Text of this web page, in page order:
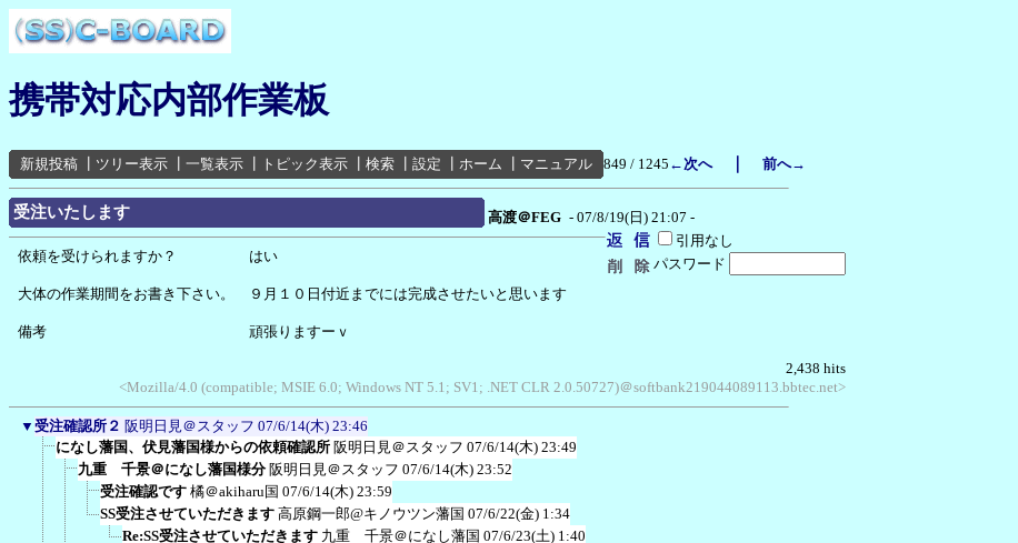
携帯対応内部作業板
新規投稿 ツリー表示 一覧表示 トピック表示 検索 設定 ホーム マニュアル 849 / 1245 ←次へ｜ 前へ→
受注いたします 高渡＠FEG - 07/8/19(日) 21:07 -
引用なし
パスワード
依頼を受けられますか？ はい
大体の作業期間をお書き下さい。 ９月１０日付近までには完成させたいと思います
備考 頑張りますーｖ
2,438 hits
<Mozilla/4.0 (compatible; MSIE 6.0; Windows NT 5.1; SV1; .NET CLR 2.0.50727)＠softbank219044089113.bbtec.net>
▼ 受注確認所２ 阪明日見＠スタッフ 07/6/14(木) 23:46
になし藩国、伏見藩国様からの依頼確認所 阪明日見＠スタッフ 07/6/14(木) 23:49
九重 千景＠になし藩国様分 阪明日見＠スタッフ 07/6/14(木) 23:52
受注確認です 橘＠akiharu国 07/6/14(木) 23:59
SS受注させていただきます 高原鋼一郎@キノウツン藩国 07/6/22(金) 1:34
Re:SS受注させていただきます 九重 千景＠になし藩国 07/6/23(土) 1:40